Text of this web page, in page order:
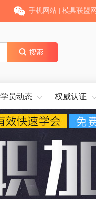
手机网站 模具联盟网
学员动态 权威认证